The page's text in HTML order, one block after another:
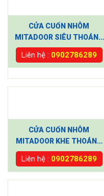
CỬA CUỐN NHÔM
MITADOOR SIÊU THOÁNG
LG71
Liên hệ : 0902786289
CỬA CUỐN NHÔM
MITADOOR KHE THOÁNG
VIS 46R
Liên hệ : 0902786289